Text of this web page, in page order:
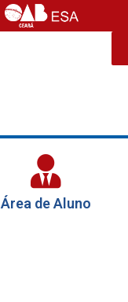
Área de Aluno